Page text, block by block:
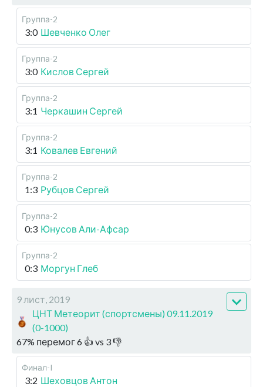
Группа-2
3:0 Шевченко Олег
Группа-2
3:0 Кислов Сергей
Группа-2
3:1 Черкашин Сергей
Группа-2
3:1 Ковалев Евгений
Группа-2
1:3 Рубцов Сергей
Группа-2
0:3 Юнусов Али-Афсар
Группа-2
0:3 Моргун Глеб
9 лист, 2019
ЦНТ Метеорит (спортсмены) 09.11.2019
(0-1000)
67% перемог6 👍 vs 3👎
Финал-I
3:2 Шеховцов Антон